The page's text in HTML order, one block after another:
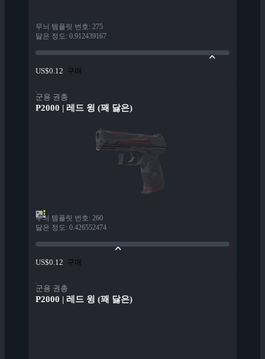
무늬 템플릿 번호: 275
닳은 정도: 0.912439167
US$0.12 구매
군용 권총
P2000 | 레드 윙 (꽤 닳은)
무늬 템플릿 번호: 260
닳은 정도: 0.426552474
US$0.12 구매
군용 권총
P2000 | 레드 윙 (꽤 닳은)